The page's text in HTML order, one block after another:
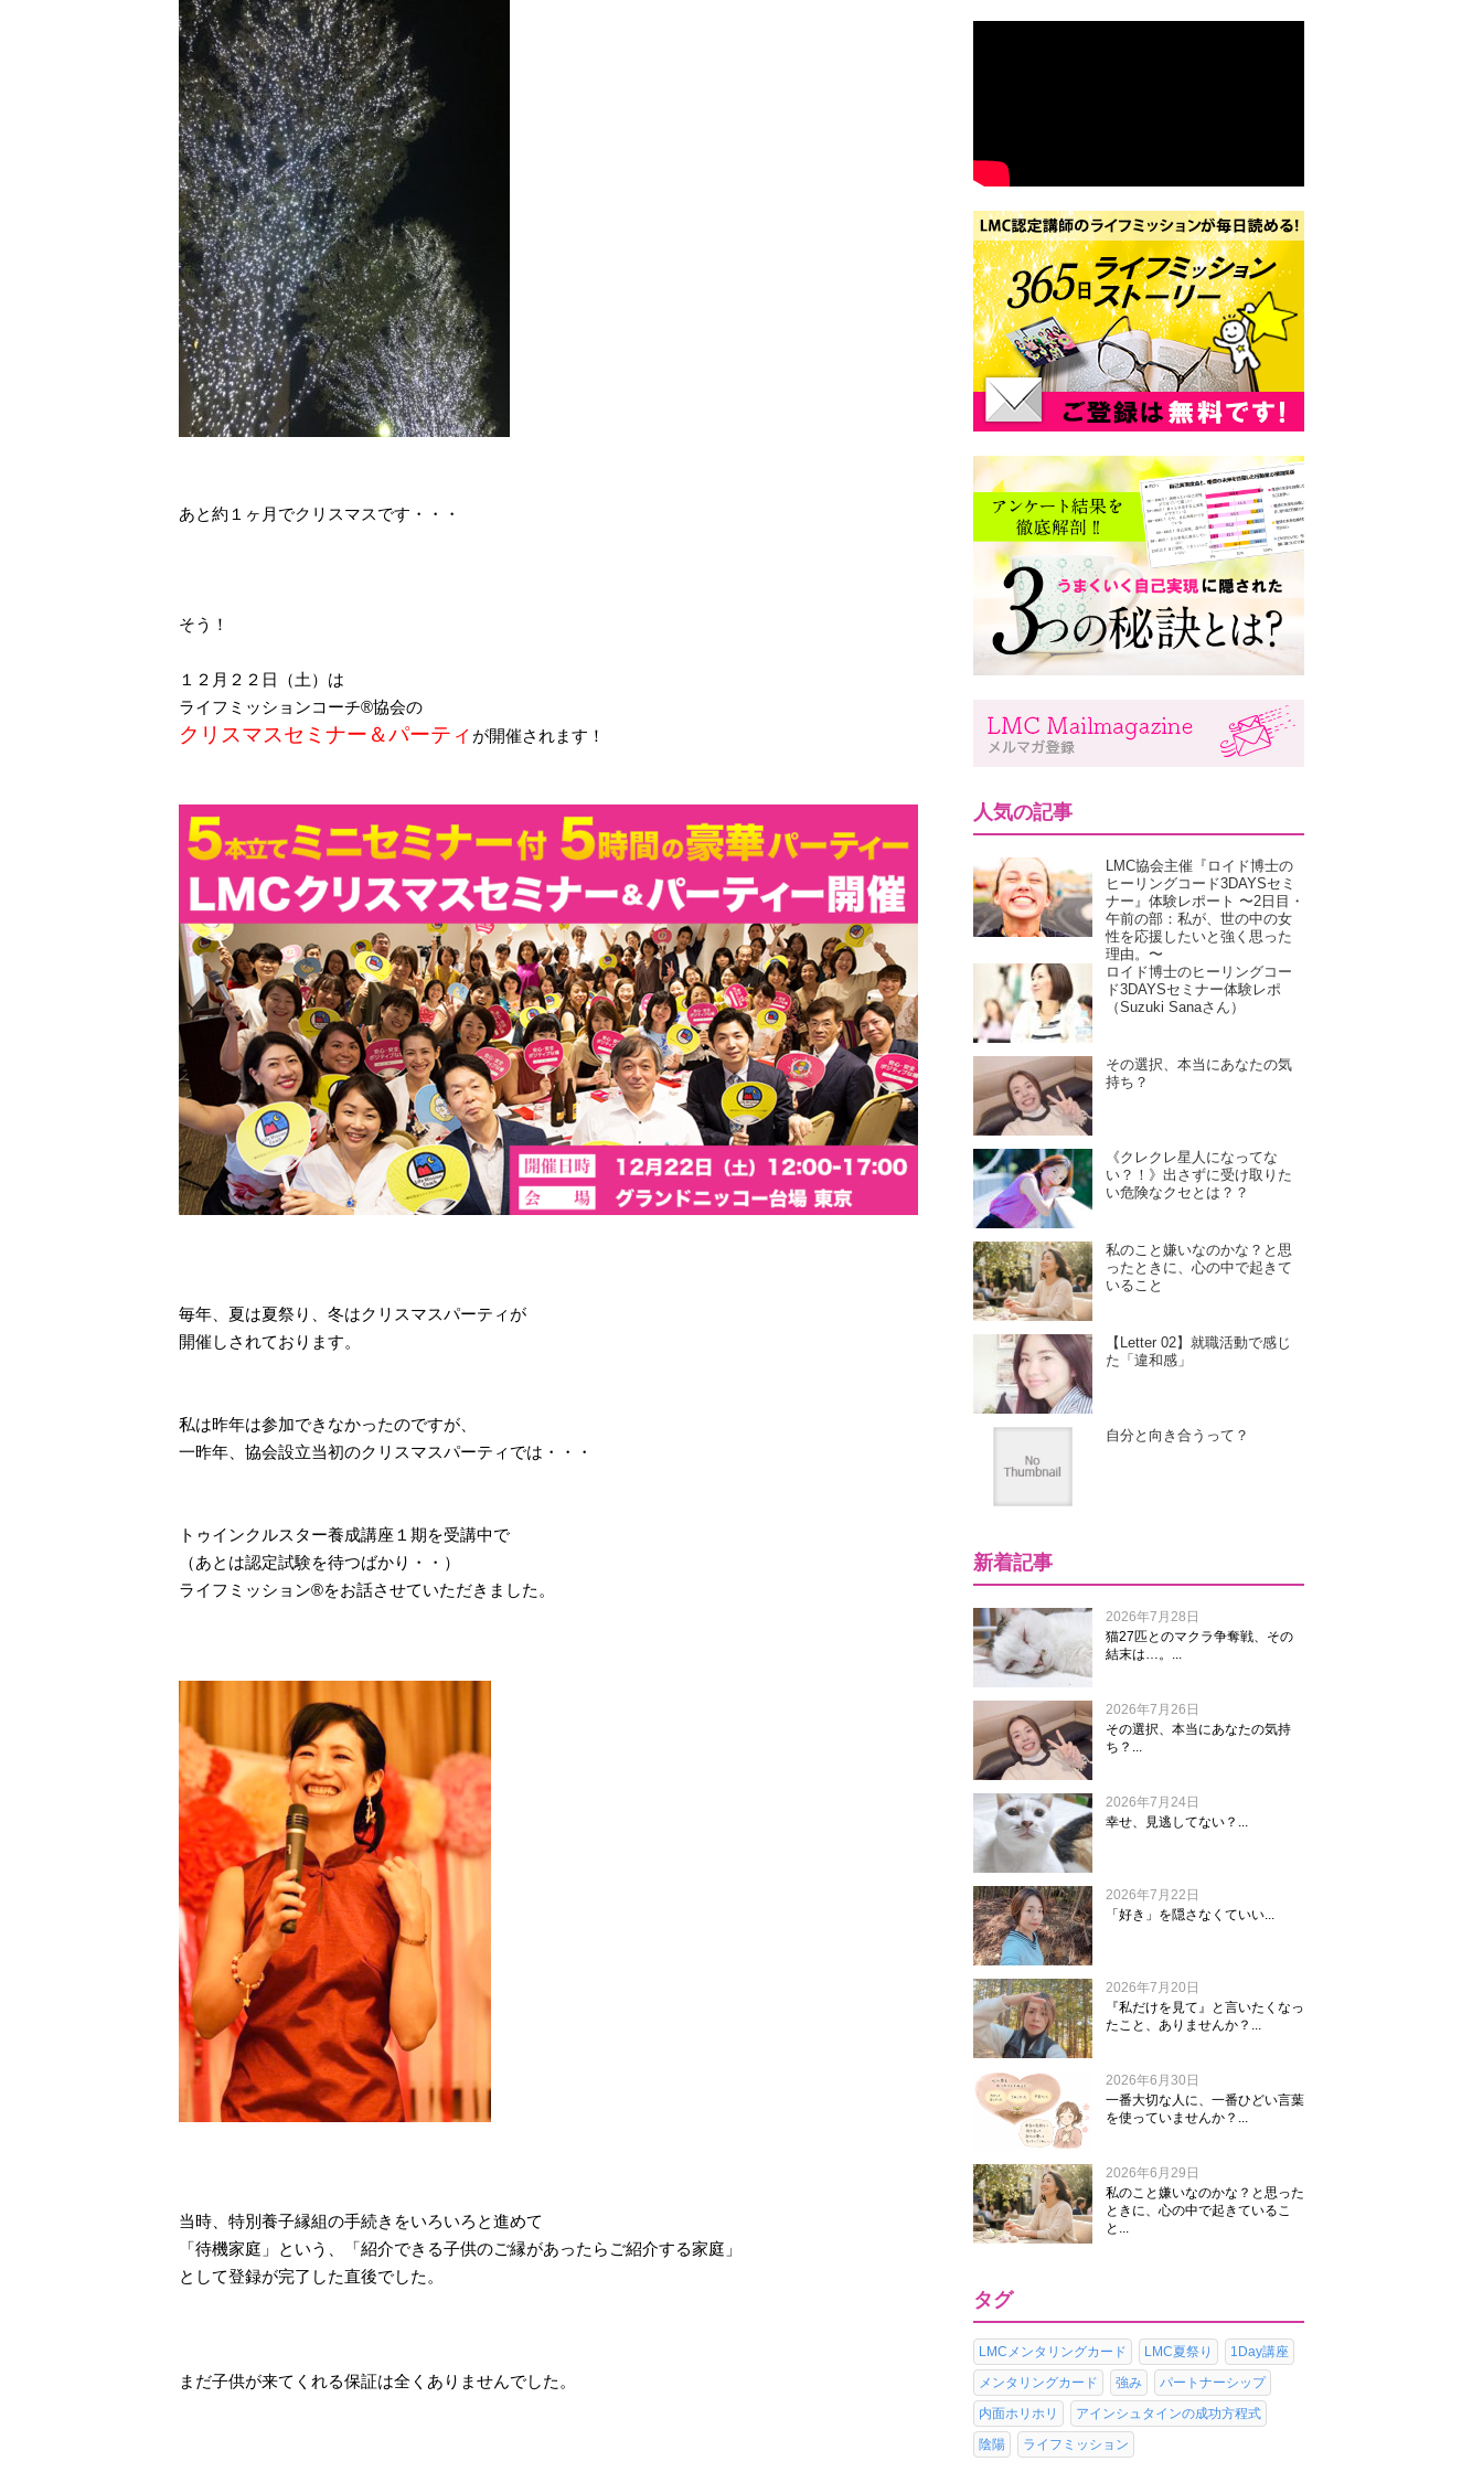
あと約１ヶ月でクリスマスです・・・
そう！
１２月２２日（土）は
ライフミッションコーチ®協会の
クリスマスセミナー＆パーティ が開催されます！
毎年、夏は夏祭り、冬はクリスマスパーティが
開催しされております。
私は昨年は参加できなかったのですが、
一昨年、協会設立当初のクリスマスパーティでは・・・
トゥインクルスター養成講座１期を受講中で
（あとは認定試験を待つばかり・・）
ライフミッション®をお話させていただきました。
当時、特別養子縁組の手続きをいろいろと進めて
「待機家庭」という、「紹介できる子供のご縁があったらご紹介する家庭」
として登録が完了した直後でした。
まだ子供が来てくれる保証は全くありませんでした。
人気の記事
LMC協会主催『ロイド博士の
ヒーリングコード3DAYSセミ
ナー』体験レポート 〜2日目・
午前の部：私が、世の中の女
性を応援したいと強く思った
理由。〜
ロイド博士のヒーリングコー
ド3DAYSセミナー体験レポ
（Suzuki Sanaさん）
その選択、本当にあなたの気
持ち？
《クレクレ星人になってな
い？！》出さずに受け取りた
い危険なクセとは？？
私のこと嫌いなのかな？と思
ったときに、心の中で起きて
いること
【Letter 02】就職活動で感じ
た「違和感」
自分と向き合うって？
新着記事
2026年7月28日
猫27匹とのマクラ争奪戦、その
結末は…。...
2026年7月26日
その選択、本当にあなたの気持
ち？...
2026年7月24日
幸せ、見逃してない？...
2026年7月22日
「好き」を隠さなくていい...
2026年7月20日
『私だけを見て』と言いたくなっ
たこと、ありませんか？...
2026年6月30日
一番大切な人に、一番ひどい言葉
を使っていませんか？...
2026年6月29日
私のこと嫌いなのかな？と思った
ときに、心の中で起きているこ
と...
タグ
LMCメンタリングカード LMC夏祭り
1Day講座
メンタリングカード
強み
パートナーシップ
内面ホリホリ
アインシュタインの成功方程式
陰陽
ライフミッション